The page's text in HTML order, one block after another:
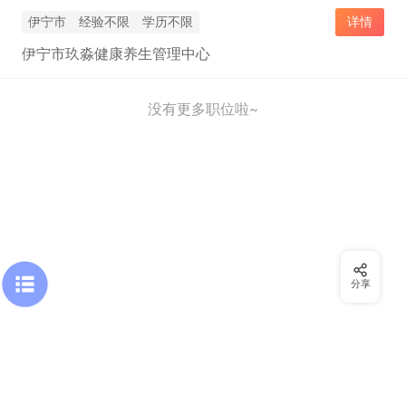
伊宁市 经验不限 学历不限 详情
伊宁市玖淼健康养生管理中心
没有更多职位啦~
分享